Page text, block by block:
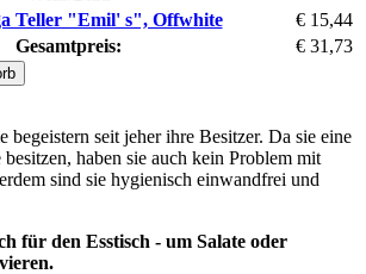
Teller "Emil' s", Offwhite
€ 15,44
Gesamtpreis:
€ 31,73
begeistern seit jeher ihre Besitzer. Da sie eine
haben sie auch kein Problem mit
sind sie hygienisch einwandfrei und
für den Esstisch - um Salate oder